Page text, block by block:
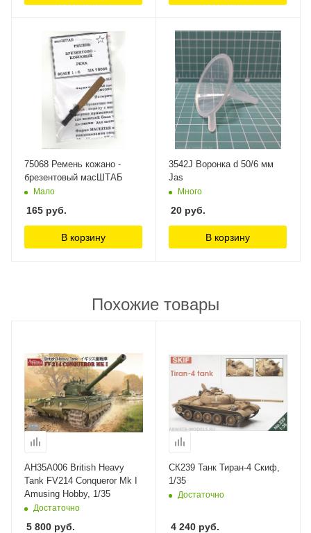
75068 Ремень кожано -
брезентовый масШТАБ
Мало
165 руб.
В корзину
3542J Воронка d 50/6 мм
Jas
Много
20 руб.
В корзину
Похожие товары
AH35A006 British Heavy
Tank FV214 Conqueror Mk I
Amusing Hobby, 1/35
Достаточно
5 800 руб.
СК239 Танк Тиран-4 Скиф,
1/35
Достаточно
4 240 руб.